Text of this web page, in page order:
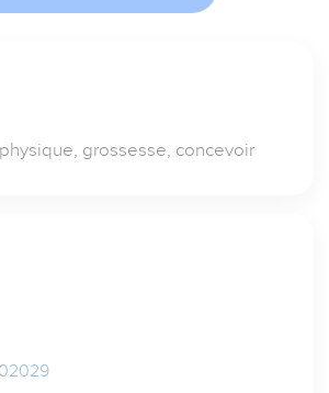
grossesse, concevoir